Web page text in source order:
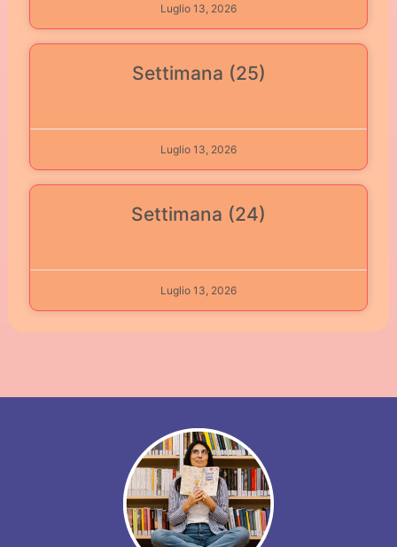
Luglio 13, 2026
Settimana (25)
Luglio 13, 2026
Settimana (24)
Luglio 13, 2026